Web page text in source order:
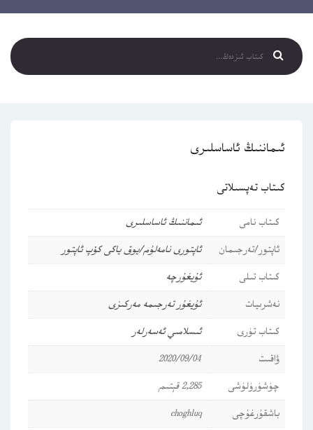
ئىماننىڭ ئاساسلىرى
كىتاب تەپسىلاتى
كىتاب نامى
ئىماننىڭ ئاساسلىرى
ئاپتور/تەرجىمان
ئاپتورى نامەلۇم/يوق ياكى كۆپ ئاپتور
كىتاب تىلى
ئۇيغۇرچە
نەشرىيات
ئۇيغۇر تەرجىمە مەركىزى
كىتاب تۈرى
ئىسلامىي ئەسەرلەر
ۋاقىت
2020/09/04
چۈشۈرۈلۈشى
2,285 قېتىم
باشقۇرغۇچى
choghluq